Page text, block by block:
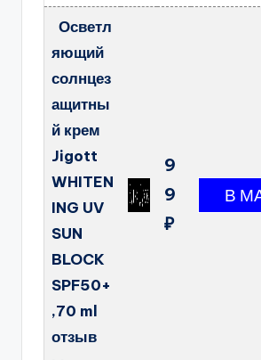
Осветл
яющий
солнцез
ащитны
й крем
Jigott
WHITEN
ING UV
SUN
BLOCK
SPF50+
,70 ml
отзыв
9
9
₽